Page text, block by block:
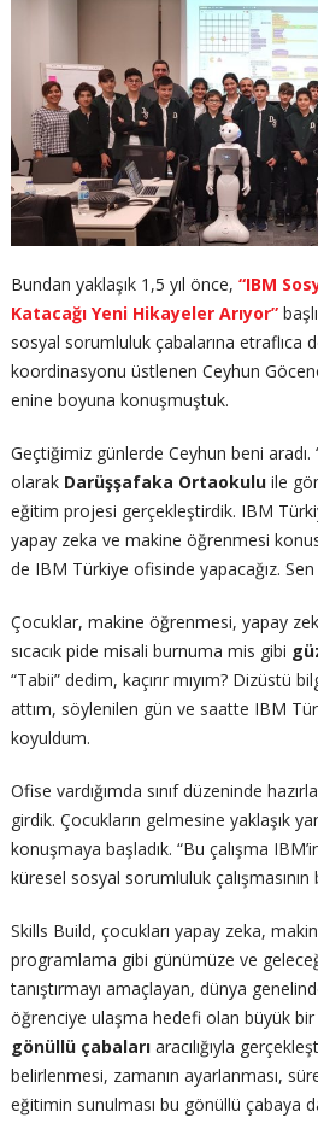
Bundan yaklaşık 1,5 yıl önce, “IBM
Katacağı Yeni Hikayeler Arıyor”
sosyal sorumluluk çabalarına etraflıca
koordinasyonu üstlenen Ceyhun
enine boyuna konuşmuştuk.
Geçtiğimiz günlerde Ceyhun beni aradı.
olarak Darüşşafaka Ortaokuluile
eğitim projesi gerçekleştirdik. IBM
yapay zeka ve makine öğrenmesi
de IBM Türkiye ofisinde yapacağız.
Çocuklar, makine öğrenmesi, yapay
sıcacık pide misali burnuma mis gibi
“Tabii” dedim, kaçırır mıyım? Dizüstü
attım, söylenilen gün ve saatte IBM
koyuldum.
Ofise vardığımda sınıf düzeninde
girdik. Çocukların gelmesine yaklaşık
konuşmaya başladık. “Bu çalışma
küresel sosyal sorumluluk çalışmasının
Skills Build, çocukları yapay zeka,
programlama gibi günümüze ve
tanıştırmayı amaçlayan, dünya
öğrenciye ulaşma hedefi olan büyük bir
gönüllü çabalarıaracılığıyla
belirlenmesi, zamanın ayarlanması,
eğitimin sunulması bu gönüllü çabaya